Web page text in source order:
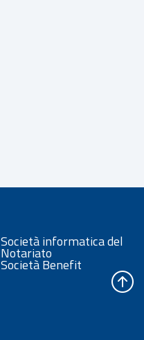
Società informatica del
Notariato
Società Benefit